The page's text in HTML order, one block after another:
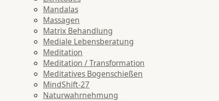
Mandalas
Massagen
Matrix Behandlung
Mediale Lebensberatung
Meditation
Meditation / Transformation
Meditatives Bogenschießen
MindShift-27
Naturwahrnehmung